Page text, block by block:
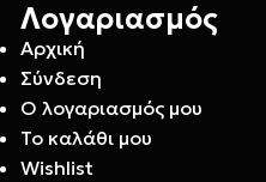
Λογαριασμός
Αρχική
Σύνδεση
Ο λογαριασμός μου
Το καλάθι μου
Wishlist